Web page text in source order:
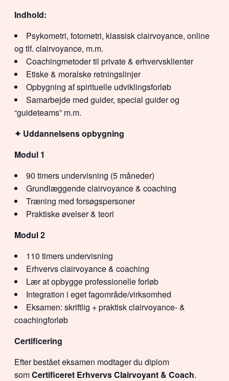
Indhold:
Psykometri, fotometri, klassisk clairvoyance, online
og tlf. clairvoyance, m.m.
Coachingmetoder til private & erhvervsklienter
Etiske & moralske retningslinjer
Opbygning af spirituelle udviklingsforløb
Samarbejde med guider, special guider og
“guideteams” m.m.
✦ Uddannelsens opbygning
Modul 1
90 timers undervisning (5 måneder)
Grundlæggende clairvoyance & coaching
Træning med forsøgspersoner
Praktiske øvelser & teori
Modul 2
110 timers undervisning
Erhvervs clairvoyance & coaching
Lær at opbygge professionelle forløb
Integration i eget fagområde/virksomhed
Eksamen: skriftlig + praktisk clairvoyance- &
coachingforløb
Certificering
Efter bestået eksamen modtager du diplom
somCertificeret Erhvervs Clairvoyant & Coach.